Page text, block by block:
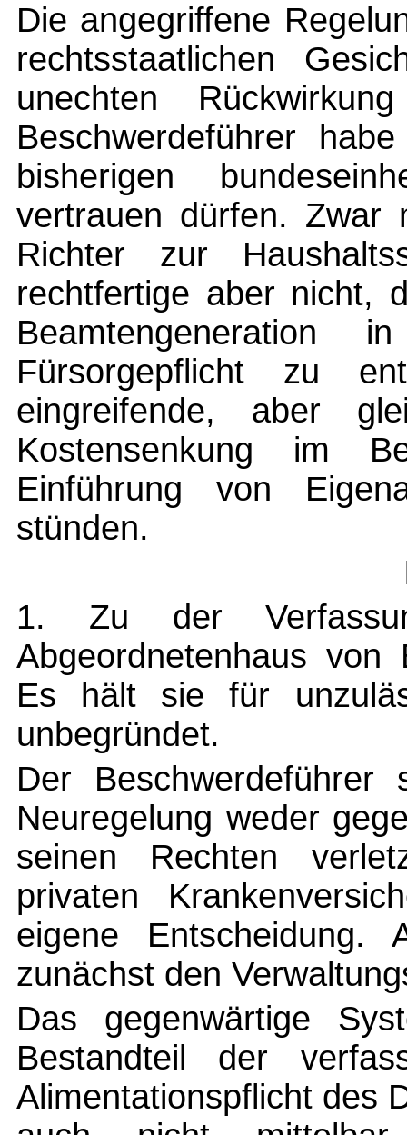
Die angegriffene
rechtsstaatlichen
unechten
Beschwerdeführer
bisherigen
vertrauen dürfen. Zwar
Richter zur
rechtfertige aber nicht,
Beamtengeneration
Fürsorgepflicht zu ent
eingreifende, aber
Kostensenkung im
Einführung von
stünden.
1. Zu der
Abgeordnetenhaus von
Es hält sie für
unbegründet.
Der
Neuregelung weder
seinen Rechten
privaten
eigene Entscheidung.
zunächst den
Das gegenwärtige
Bestandteil der
Alimentationspflicht des